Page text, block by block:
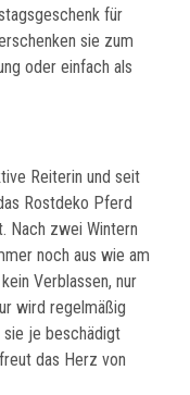
für
sie zum
oder einfach als
Reiterin und seit
Rostdeko Pferd
Nach zwei Wintern
noch aus wie am
Verblassen, nur
wird regelmäßig
sie je beschädigt
das Herz von